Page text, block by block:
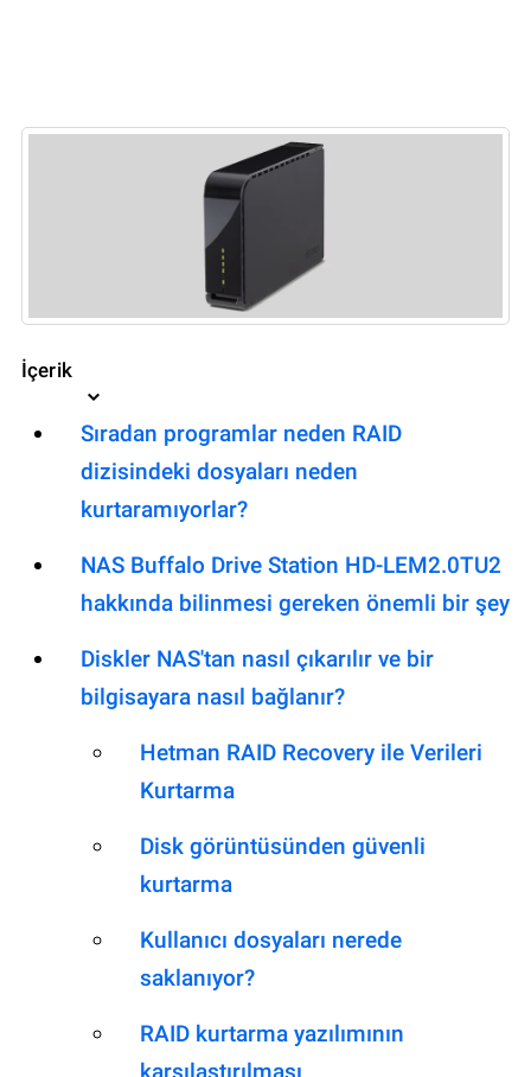
İçerik
Sıradan programlar neden RAID
dizisindeki dosyaları neden
kurtaramıyorlar?
NAS Buffalo Drive Station HD-LEM2.0TU2
hakkında bilinmesi gereken önemli bir şey
Diskler NAS'tan nasıl çıkarılır ve bir
bilgisayara nasıl bağlanır?
Hetman RAID Recovery ile Verileri
Kurtarma
Disk görüntüsünden güvenli
kurtarma
Kullanıcı dosyaları nerede
saklanıyor?
RAID kurtarma yazılımının